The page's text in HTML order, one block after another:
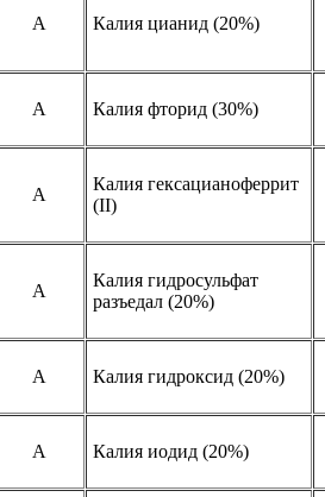
A Калия цианид (20%)
A Калия фторид (30%)
A
Калия гексацианоферрит
(II)
A
Калия гидросульфат
разъедал (20%)
A Калия гидроксид (20%)
A Калия иодид (20%)